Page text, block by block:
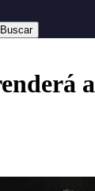
Buscar